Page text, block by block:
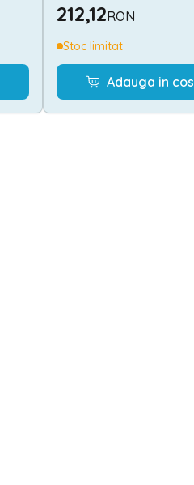
muzica, Grey
212,12RON
Stoc limitat
Adauga in cos